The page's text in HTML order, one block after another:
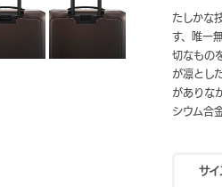
たしかな
す、唯一
切なもの
が凛とし
がありな
シウム合
サ